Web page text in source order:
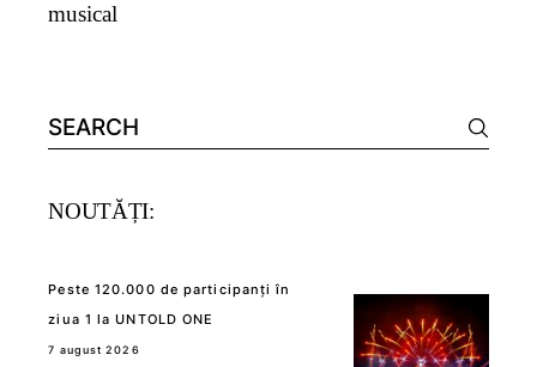
musical
Search
for:
NOUTĂȚI:
Peste 120.000 de participanți în
ziua 1 la UNTOLD ONE
7 august 2026